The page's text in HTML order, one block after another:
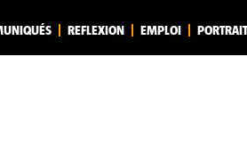
REFLEXION EMPLOI PORTRAIT